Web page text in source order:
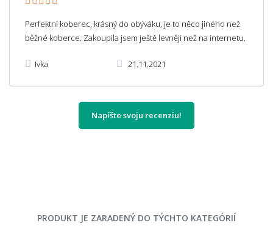
Perfektní koberec, krásný do obýváku, je to něco jiného než
běžné koberce. Zakoupila jsem ještě levněji než na internetu.
Ivka 21.11.2021
Napíšte svoju recenziu!
PRODUKT JE ZARADENÝ DO TÝCHTO KATEGÓRIÍ